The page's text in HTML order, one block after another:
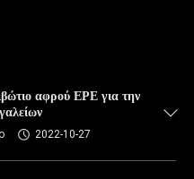
αφρού EPE για την
2022-10-27